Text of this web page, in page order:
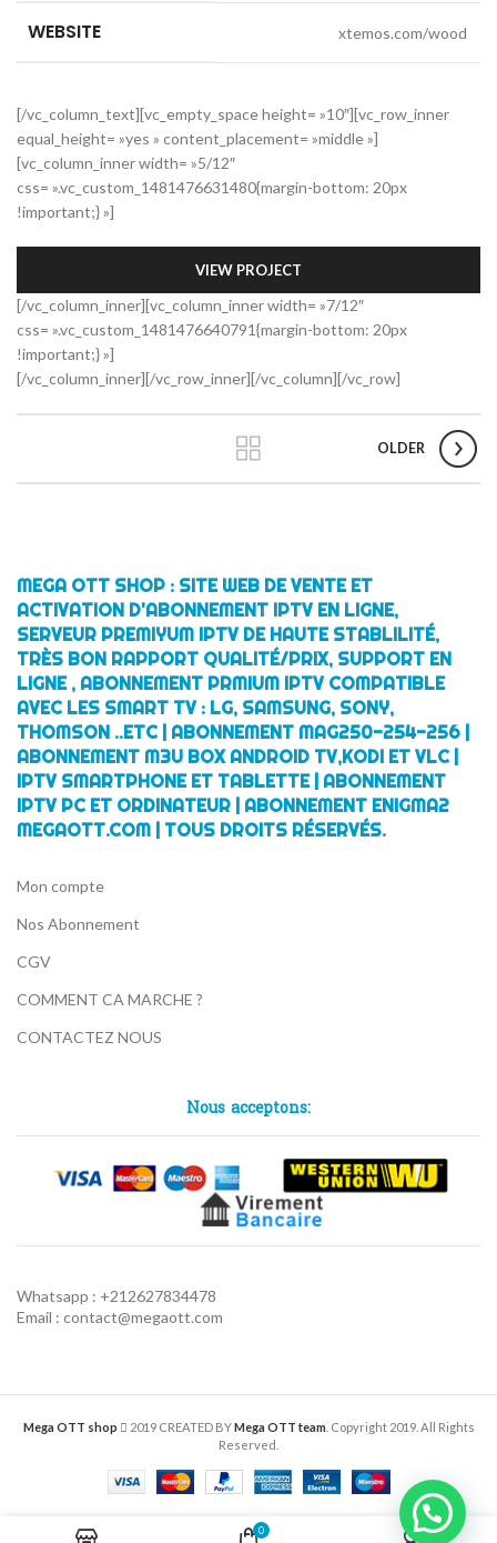
WEBSITE xtemos.com/wood
[/vc_column_text][vc_empty_space height= »10″][vc_row_inner
equal_height= »yes » content_placement= »middle »]
[vc_column_inner width= »5/12″
css= ».vc_custom_1481476631480{margin-bottom: 20px
!important;} »]
VIEW PROJECT
[/vc_column_inner][vc_column_inner width= »7/12″
css= ».vc_custom_1481476640791{margin-bottom: 20px
!important;} »]
[/vc_column_inner][/vc_row_inner][/vc_column][/vc_row]
OLDER
MEGA OTT SHOP : SITE WEB DE VENTE ET
ACTIVATION D'ABONNEMENT IPTV EN LIGNE,
SERVEUR PREMIYUM IPTV DE HAUTE STABLILITÉ,
TRÈS BON RAPPORT QUALITÉ/PRIX, SUPPORT EN
LIGNE , ABONNEMENT PRMIUM IPTV COMPATIBLE
AVEC LES SMART TV : LG, SAMSUNG, SONY,
THOMSON ..ETC | ABONNEMENT MAG250-254-256 |
ABONNEMENT M3U BOX ANDROID TV,KODI ET VLC |
IPTV SMARTPHONE ET TABLETTE | ABONNEMENT
IPTV PC ET ORDINATEUR | ABONNEMENT ENIGMA2
MEGAOTT.COM | TOUS DROITS RÉSERVÉS.
Mon compte
Nos Abonnement
CGV
COMMENT CA MARCHE ?
CONTACTEZ NOUS
Nous acceptons:
Whatsapp : +212627834478
Email : contact@megaott.com
Mega OTT shop 2019 CREATED BYMega OTT team . Copyright 2019. All Rights
Reserved.
0